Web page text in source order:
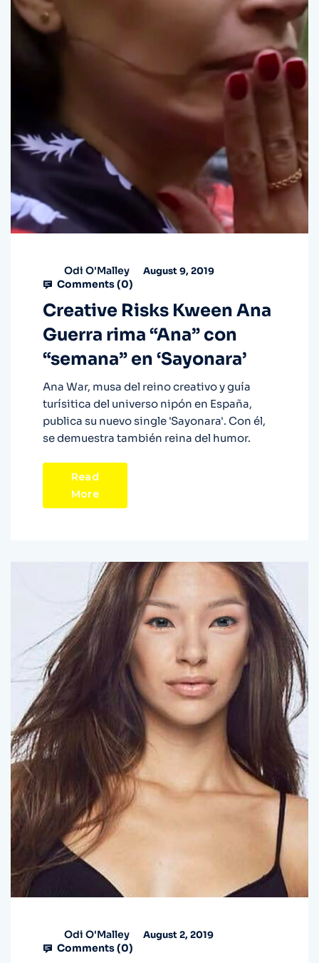
Odi O'Malley August 9, 2019
Comments (0)
Creative Risks Kween Ana
Guerra rima “Ana” con
“semana” en ‘Sayonara’
Ana War, musa del reino creativo y guía
turísitica del universo nipón en España,
publica su nuevo single 'Sayonara'. Con él,
se demuestra también reina del humor.
Read
More
Odi O'Malley August 2, 2019
Comments (0)